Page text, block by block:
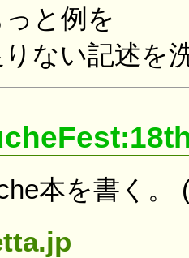
っと例を
りない記述を
本を書く。